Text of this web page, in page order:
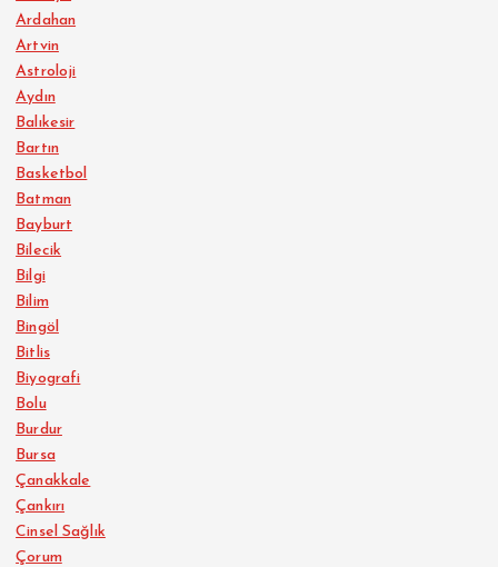
Ardahan
Artvin
Astroloji
Aydın
Balıkesir
Bartın
Basketbol
Batman
Bayburt
Bilecik
Bilgi
Bilim
Bingöl
Bitlis
Biyografi
Bolu
Burdur
Bursa
Çanakkale
Çankırı
Cinsel Sağlık
Çorum